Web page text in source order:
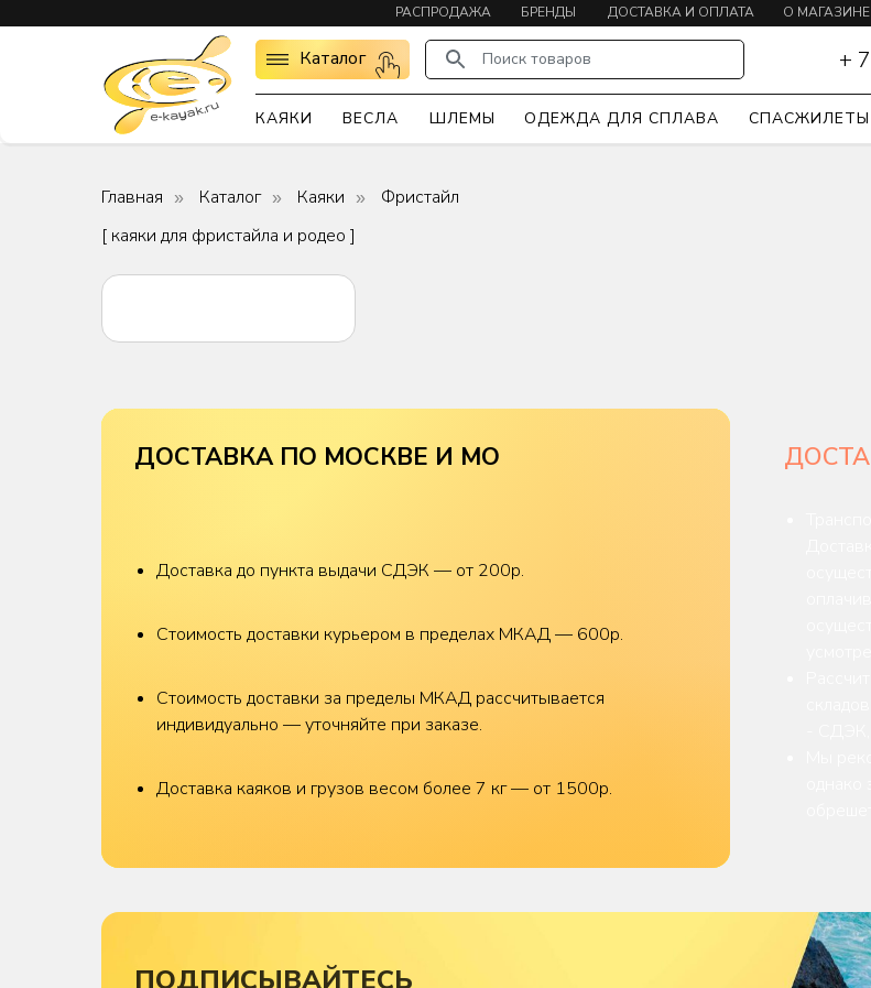
Каталог
РАСПРОДАЖА БРЕНДЫ ДОСТАВКА И ОПЛАТА О МАГАЗИНЕ
Поиск товаров +
КАЯКИ ВЕСЛА ОДЕЖДА ДЛЯ СПЛАВА
ШЛЕМЫ СПАСЖИЛЕТЫ
Главная » Каталог » Каяки »
Фристайл
[ каяки для фристайла и родео ]
ДОСТАВКА ПО МОСКВЕ И МО
Доставка до пункта выдачи СДЭК — от 200р.
Стоимость доставки курьером в пределах МКАД — 600р.
Стоимость доставки за пределы МКАД рассчитывается
индивидуально — уточняйте при заказе.
Доставка каяков и грузов весом более 7 кг — от 1500р.
ПОДПИСЫВАЙТЕСЬ